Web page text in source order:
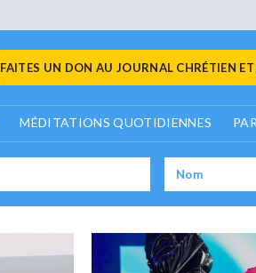
FAITES UN DON AU JOURNAL CHRÉTIEN
MÉDITATIONS QUOTIDIENNES